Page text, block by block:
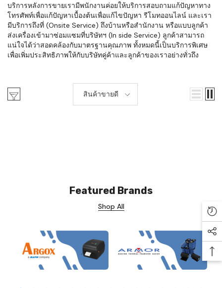
บริการหลังการขายเรามีพนักงานค่อยให้บริการสอบถามแก้ปัญหาทาง
โทรศัพท์เพื่อแก้ปัญหาเบื้องต้นเพื่อแก้ไขปัญหา รีโมทออนไลน์ และเรา
มีบริการถึงที่ (Onsite Service) ถึงบ้านหรือสำนักงาน หรือแบบลูกค้า
ส่งเครื่องเข้ามาซ่อมแซมที่บริษัทฯ (In side Service) ลูกค้าสามารถ
แน่ใจได้ว่าสอดคล้องกับมาตรฐานคุณภาพ ทั้งหมดนี้เป็นบริการพิเศษ
เพื่อเพิ่มประสิทธิภาพให้กับบริษัทคู่ค้าและลูกค้าของเราอย่างทั่วถึง
สินค้าขายดี
Featured Brands
Shop All